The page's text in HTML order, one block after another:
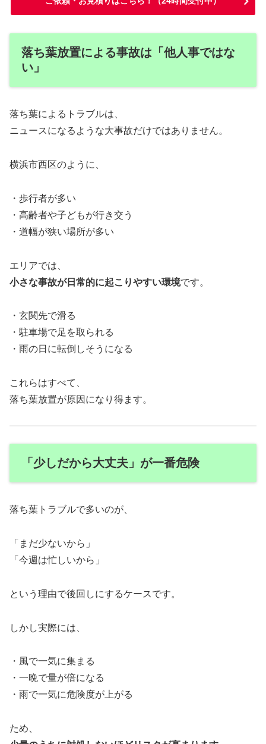
落ち葉放置による事故は「他人事ではな
い」
落ち葉によるトラブルは、
ニュースになるような大事故だけではありません。
横浜市西区のように、
・歩行者が多い
・高齢者や子どもが行き交う
・道幅が狭い場所が多い
エリアでは、
小さな事故が日常的に起こりやすい環境です。
・玄関先で滑る
・駐車場で足を取られる
・雨の日に転倒しそうになる
これらはすべて、
落ち葉放置が原因になり得ます。
「少しだから大丈夫」が一番危険
落ち葉トラブルで多いのが、
「まだ少ないから」
「今週は忙しいから」
という理由で後回しにするケースです。
しかし実際には、
・風で一気に集まる
・一晩で量が倍になる
・雨で一気に危険度が上がる
ため、